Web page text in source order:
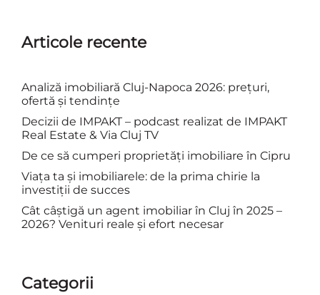
Articole recente
Analiză imobiliară Cluj-Napoca 2026: prețuri,
ofertă și tendințe
Decizii de IMPAKT – podcast realizat de IMPAKT
Real Estate & Via Cluj TV
De ce să cumperi proprietăți imobiliare în Cipru
Viața ta și imobiliarele: de la prima chirie la
investiții de succes
Cât câștigă un agent imobiliar în Cluj în 2025 –
2026? Venituri reale și efort necesar
Categorii